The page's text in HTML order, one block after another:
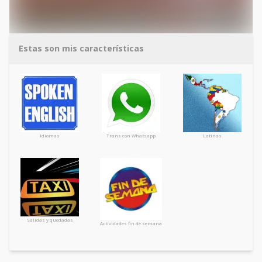
Estas son mis características
Idiomas Trans con Whatsapp Latinas
Salidas y quedadas
Actividades fin de semana